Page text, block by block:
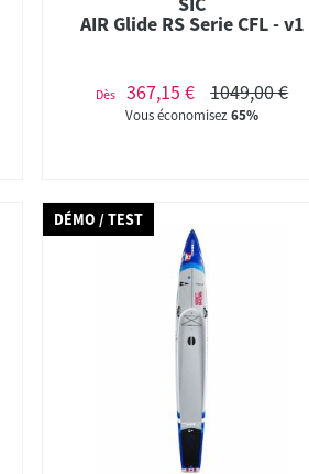
AIR Glide RS Serie CFL - v1
Dès 367,15 € 1049,00 €
Vous économisez65%
DÉMO / TEST